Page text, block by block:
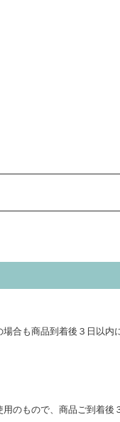
合も商品到着後３日以内
のもので、商品ご到着後